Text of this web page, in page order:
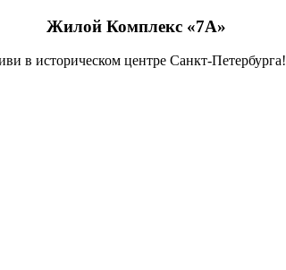
Жилой Комплекс «7А»
в историческом центре Санкт-Петербурга!